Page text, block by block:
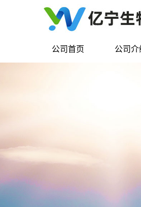
公司首页 公司介